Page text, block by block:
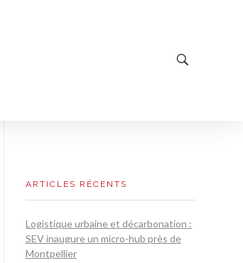
ARTICLES RÉCENTS
Logistique urbaine et décarbonation :
SEV inaugure un micro-hub près de
Montpellier